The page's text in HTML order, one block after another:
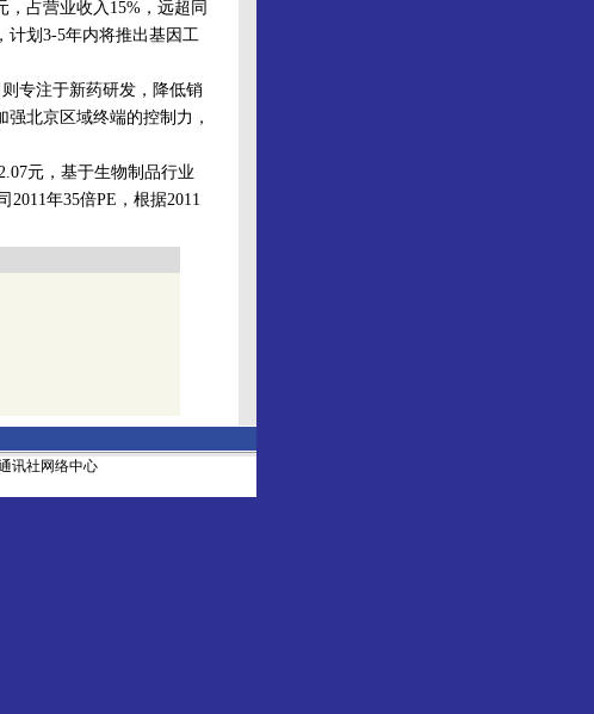
占营业收入15%，远超同
计划3-5年内将推出基因工
专注于新药研发，降低销
北京区域终端的控制力，
元，基于生物制品行业
年35倍PE，根据2011
讯社网络中心